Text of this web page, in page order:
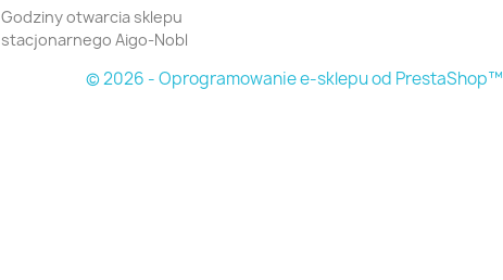
Godziny otwarcia sklepu
stacjonarnego Aigo-Nobl
© 2026 - Oprogramowanie e-sklepu od PrestaShop™